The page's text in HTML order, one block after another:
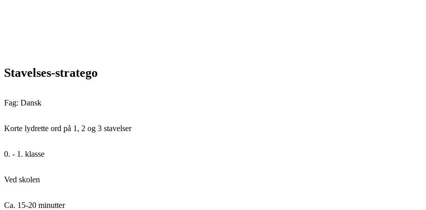
Stavelses-stratego
Fag: Dansk
Korte lydrette ord på 1, 2 og 3 stavelser
0. - 1. klasse
Ved skolen
Ca. 15-20 minutter